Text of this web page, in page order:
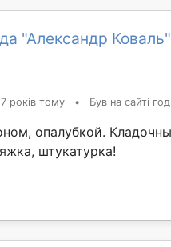
"Александр Коваль"
років тому • Був на сайті
опалубкой.
штукатурка!